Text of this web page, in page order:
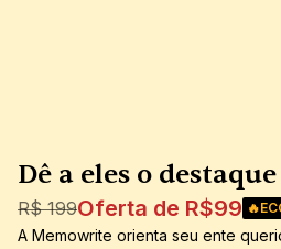
Dê a eles o
R$ 199Oferta de R$99
A Memowrite orienta seu ente